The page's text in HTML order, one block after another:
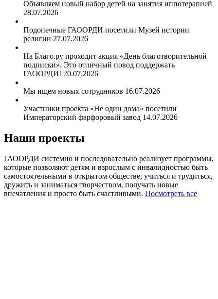
Объявляем новый набор детей на занятия иппотерапией
28.07.2026
Подопечные ГАООРДИ посетили Музей истории
религии 27.07.2026
На Благо.ру проходит акция «День благотворительной
подписки». Это отличный повод поддержать
ГАООРДИ! 20.07.2026
Мы ищем новых сотрудников 16.07.2026
Участники проекта «Не один дома» посетили
Императорский фарфоровый завод 14.07.2026
Наши проекты
ГАООРДИ системно и последовательно реализует программы,
которые позволяют детям и взрослым с инвалидностью быть
самостоятельными в открытом обществе, учиться и трудиться,
дружить и заниматься творчеством, получать новые
впечатления и просто быть счастливыми. Посмотреть все